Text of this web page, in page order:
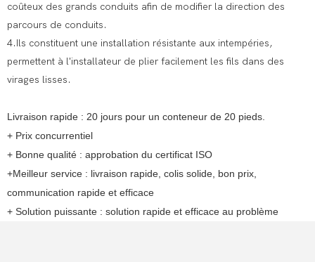
coûteux des grands conduits afin de modifier la direction des
parcours de conduits.
4.Ils constituent une installation résistante aux intempéries,
permettent à l'installateur de plier facilement les fils dans des
virages lisses.
Livraison rapide : 20 jours pour un conteneur de 20 pieds.
+ Prix concurrentiel
+ Bonne qualité : approbation du certificat ISO
+Meilleur service : livraison rapide, colis solide, bon prix,
communication rapide et efficace
+ Solution puissante : solution rapide et efficace au problème